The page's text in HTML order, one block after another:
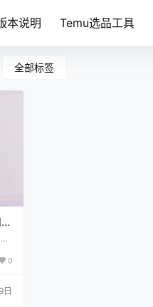
本说明 Temu选品工具
全部标签
0
日